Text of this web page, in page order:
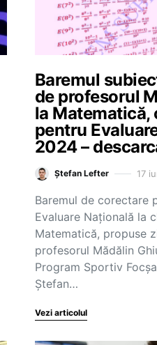
Baremul
de profesorul
la Matematică,
pentru
2024 –
Ștefan Lefter 17
Baremul de corectare
Evaluare Națională la
Matematică, propuse
profesorul Mădălin
Program Sportiv
Ștefan…
Vezi articolul